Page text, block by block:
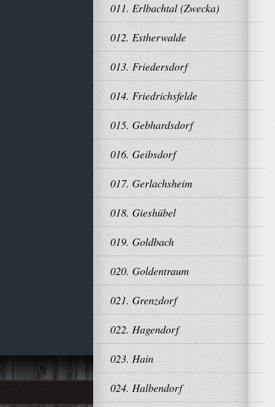
011. Erlbachtal (Zwecka)
012. Estherwalde
013. Friedersdorf
014. Friedrichsfelde
015. Gebhardsdorf
016. Geibsdorf
017. Gerlachsheim
018. Gieshübel
019. Goldbach
020. Goldentraum
021. Grenzdorf
022. Hagendorf
023. Hain
024. Halbendorf